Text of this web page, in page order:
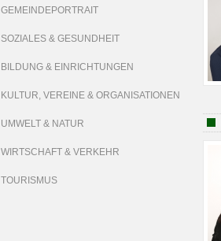
GEMEINDEPORTRAIT
SOZIALES & GESUNDHEIT
BILDUNG & EINRICHTUNGEN
KULTUR, VEREINE & ORGANISATIONEN
UMWELT & NATUR
WIRTSCHAFT & VERKEHR
TOURISMUS